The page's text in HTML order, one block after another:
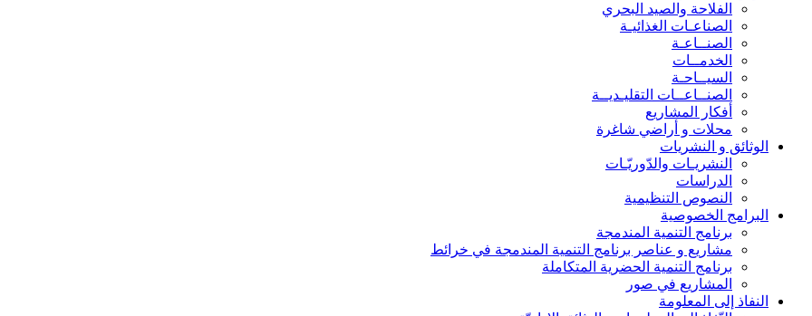
الفلاحة والصيد البحري
الصناعـات الغذائيـة
الصنــاعـة
الخدمــات
السيــاحـة
الصنــاعــات التقليـديــة
أفكار المشاريع
محلات و أراضي شاغرة
الوثائق و النشريات
النشريـات والدّوريّـات
الدراسات
النصوص التنظيمية
البرامج الخصوصية
برنامج التنمية المندمجة
مشاريع و عناصر برنامج التنمية المندمجة في خرائط
برنامج التنمية الحضرية المتكاملة
المشاريع في صور
النفاذ إلى المعلومة